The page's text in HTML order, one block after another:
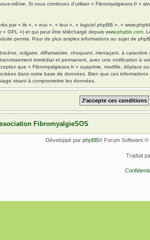
même. Si vous continuez d’utiliser « Fibromyalgiesos.fr
par « ils », « eux », « leur », « logiciel phpBB », «
« GPL ») et qui peut être téléchargé depuis www.phpbb.com .
permis. Pour de plus amples informations au sujet de
vulgaire, diffamatoire, choquant, menaçant, à
immédiat et permanent, avec une notification à
que « Fibromyalgiesos.fr » supprime, modifie, déplace
dans notre base de données. Bien que ces
visant à compromettre les données.
FibromyalgieSOS
Développé par phpBB® Forum Software ©
Traduit